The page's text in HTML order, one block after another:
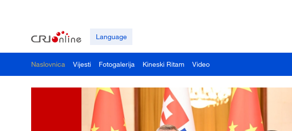
Language
Naslovnica Vijesti Fotogalerija Kineski Ritam Video